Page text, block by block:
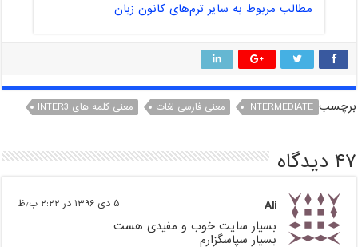
مطالب مربوط به سایر ترم‌های کانون زبان
برچسب INTERMEDIATE معنی فارسی لغات معنی کلمه های INTER3
۴۷ دیدگاه
Ali ۵ دی ۱۳۹۶ در ۲:۲۲ ب٫ظ
بسیار سایت خوب و مفیدی هست
بسیار سپاسگزارم